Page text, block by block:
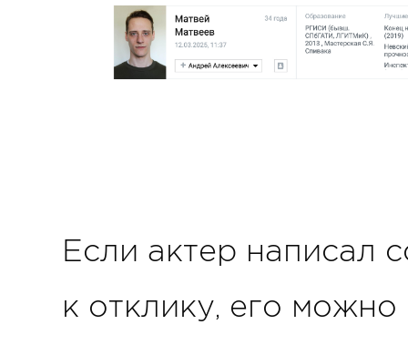
Если актер написал
к отклику, его